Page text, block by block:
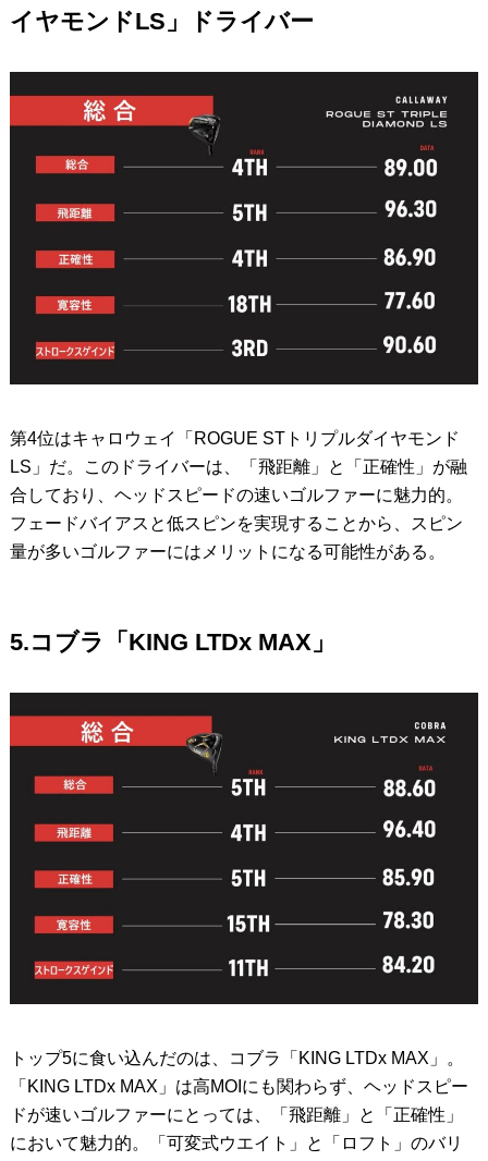
イヤモンドLS」ドライバー
第4位はキャロウェイ「ROGUE STトリプルダイヤモンド
LS」だ。このドライバーは、「飛距離」と「正確性」が融
合しており、ヘッドスピードの速いゴルファーに魅力的。
フェードバイアスと低スピンを実現することから、スピン
量が多いゴルファーにはメリットになる可能性がある。
5.コブラ「KING LTDx MAX」
トップ5に食い込んだのは、コブラ「KING LTDx MAX」。
「KING LTDx MAX」は高MOIにも関わらず、ヘッドスピー
ドが速いゴルファーにとっては、「飛距離」と「正確性」
において魅力的。「可変式ウエイト」と「ロフト」のバリ